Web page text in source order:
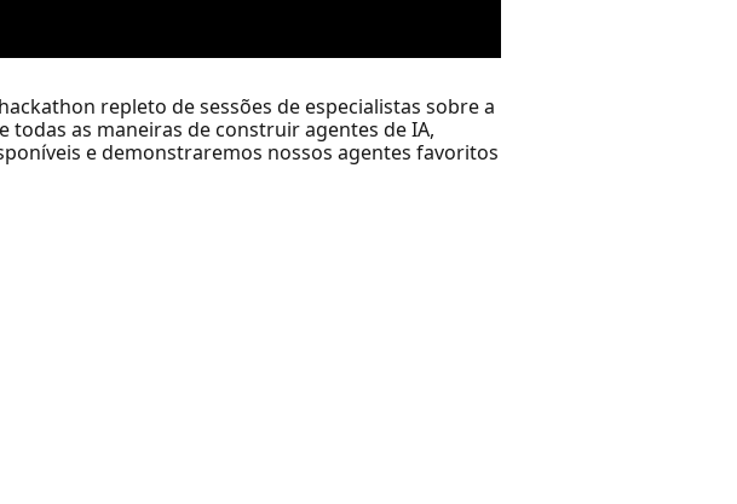
repleto de sessões de especialistas sobre a
todas as maneiras de construir agentes de IA,
e demonstraremos nossos agentes favoritos